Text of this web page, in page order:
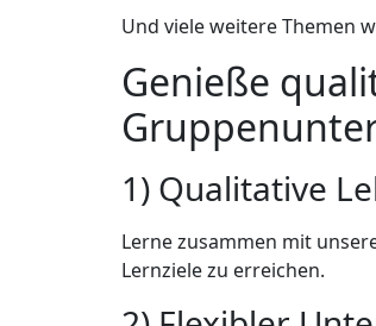
Und viele weitere Themen
Genieße
1) Qualitative
Lerne zusammen mit
Lernziele zu erreichen.